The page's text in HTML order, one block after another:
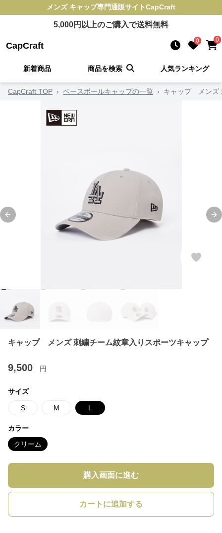
メンズ キャップ専門通販サイトCapCraft
5,000円以上のご購入で送料無料
CapCraft 0 0
新着商品 商品を検索 人気ランキング
CapCraft TOP › ベースボールキャップの一覧 › キャップ メンズ
Previous slide
キャップ メンズ 刺繍チーム紋章入りスポーツキャップ
9,500 円
サイズ
S M L
カラー
クリーム
購入画面に進む
カートに追加する